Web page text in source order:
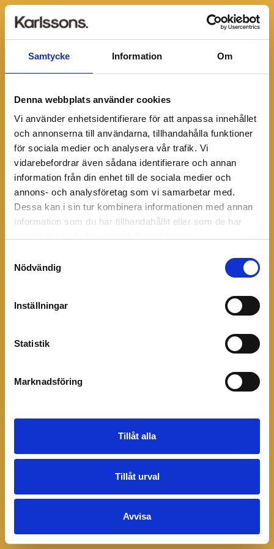
Samtycke Information Om
Denna webbplats använder cookies
Vi använder enhetsidentifierare för att anpassa innehållet
och annonserna till användarna, tillhandahålla funktioner
för sociala medier och analysera vår trafik. Vi
vidarebefordrar även sådana identifierare och annan
information från din enhet till de sociala medier och
annons- och analysföretag som vi samarbetar med.
Dessa kan i sin tur kombinera informationen med annan
information som du har tillhandahållit eller som de har
Nödvändig
Inställningar
Statistik
Marknadsföring
Tillåt alla
Tillåt urval
Avvisa
Hoppas, det verkar
sida som inte fanns.